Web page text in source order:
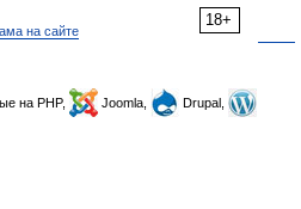
18+
на сайте
на PHP, Joomla,
Drupal,